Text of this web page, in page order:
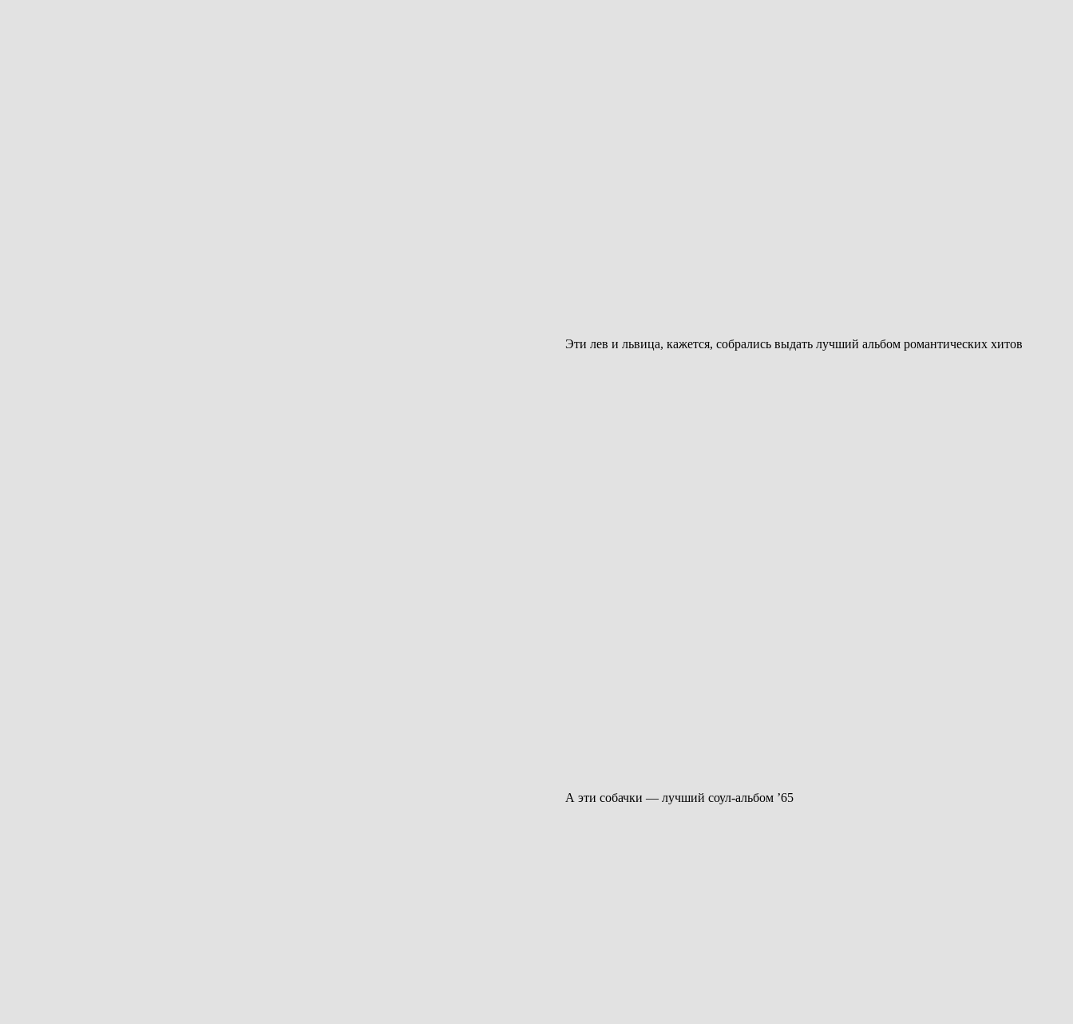
Эти лев и львица, кажется, собрались выдать лучший альбом романтических хитов
А эти собачки — лучший соул-альбом ’65